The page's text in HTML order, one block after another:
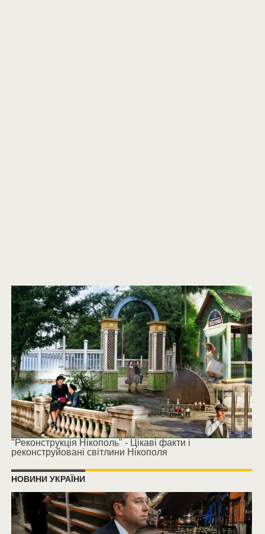
"Реконструкція Нікополь" - Цікаві факти і
реконструйовані світлини Нікополя
НОВИНИ УКРАЇНИ